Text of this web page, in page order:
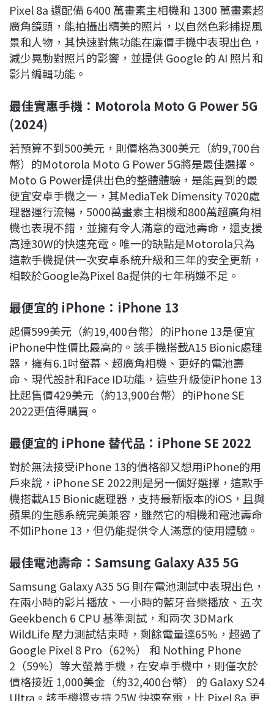
Pixel 8a 還配備 6400 萬畫素主相機和 1300 萬畫素超
廣角鏡頭，能拍攝出精美的照片，以自然色彩捕捉風
景和人物，其快速對焦功能在廉價手機中表現出色，
減少晃動對照片的影響，並提供 Google 的 AI 照片和
影片編輯功能。
最佳實惠手機：Motorola Moto G Power 5G
(2024)
若預算不到500美元，則價格為300美元（約9,700台
幣）的Motorola Moto G Power 5G將是最佳選擇。
Moto G Power提供出色的整體體驗，是能買到的最
便宜安卓手機之一，其MediaTek Dimensity 7020處
理器運行流暢，5000萬畫素主相機和800萬超廣角相
機也表現不錯，並擁有令人滿意的電池壽命，還支援
高達30W的快速充電。唯一的缺點是Motorola只為
這款手機提供一次安卓系統升級和三年的安全更新，
相較於Google為Pixel 8a提供的七年稍嫌不足。
最便宜的 iPhone ：iPhone 13
起價599美元（約19,400台幣）的iPhone 13是便宜
iPhone中性價比最高的。該手機搭載A15 Bionic處理
器，擁有6.1吋螢幕、超廣角相機、更好的電池壽
命、現代設計和Face ID功能，這些升級使iPhone 13
比起售價429美元（約13,900台幣）的iPhone SE
2022更值得購買。
最便宜的 iPhone 替代品：iPhone SE 2022
對於無法接受iPhone 13的價格卻又想用iPhone的用
戶來說，iPhone SE 2022則是另一個好選擇，這款手
機搭載A15 Bionic處理器，支持最新版本的iOS，且與
蘋果的生態系統完美兼容，雖然它的相機和電池壽命
不如iPhone 13，但仍能提供令人滿意的使用體驗。
最佳電池壽命：Samsung Galaxy A35 5G
Samsung Galaxy A35 5G 則在電池測試中表現出色，
在兩小時的影片播放、一小時的藍牙音樂播放、五次
Geekbench 6 CPU 基準測試，和兩次 3DMark
WildLife 壓力測試結束時，剩餘電量達65%，超過了
Google Pixel 8 Pro（62%） 和 Nothing Phone
2（59%）等大螢幕手機，在安卓手機中，則僅次於
價格接近 1,000美金（約32,400台幣） 的 Galaxy S24
Ultra。該手機還支持 25W 快速充電，比 Pixel 8a 更